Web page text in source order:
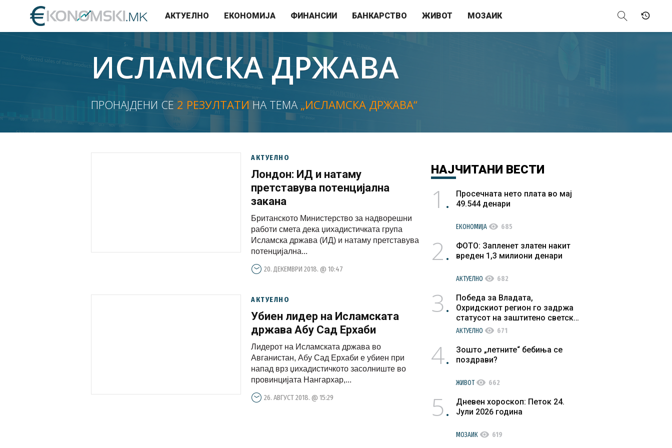
АКТУЕЛНО ЕКОНОМИЈА ФИНАНСИИ БАНКАРСТВО ЖИВОТ МОЗАИК
ИСЛАМСКА ДРЖАВА
ПРОНАЈДЕНИ СЕ2 РЕЗУЛТАТИНА ТЕМА „ИСЛАМСКА ДРЖАВА“
АКТУЕЛНО
Лондон: ИД и натаму
претставува потенцијална
закана
Британското Министерство за надворешни
работи смета дека џихадистичката група
Исламска држава (ИД) и натаму претставува
потенцијална...
20. ДЕКЕМВРИ 2018. @ 10:47
АКТУЕЛНО
Убиен лидер на Исламската
држава Абу Сад Ерхаби
Лидерот на Исламската држава во
Авганистан, Абу Сад Ерхаби е убиен при
напад врз џихадистичкото засолниште во
провинцијата Нангархар,...
26. АВГУСТ 2018. @ 15:29
НАЈЧИТАНИ ВЕСТИ
1
Просечната нето плата во мај
49.544 денари
ЕКОНОМИЈА visibility 685
2
ФОТО: Запленет златен накит
вреден 1,3 милиони денари
АКТУЕЛНО visibility 682
3
Победа за Владата,
Охридскиот регион го задржа
статусот на заштитено светско
културно наследство
АКТУЕЛНО visibility 671
4
Зошто „летните“ бебиња се
поздрави?
ЖИВОТvisibility 662
5
Дневен хороскоп: Петок 24.
Јули 2026 година
МОЗАИК visibility 619